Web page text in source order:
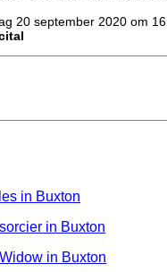
20 september 2020 om
in Buxton
in Buxton
in Buxton